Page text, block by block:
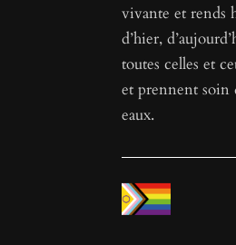
vivante et rends
d’hier,
toutes celles et
et prennent soin
eaux.